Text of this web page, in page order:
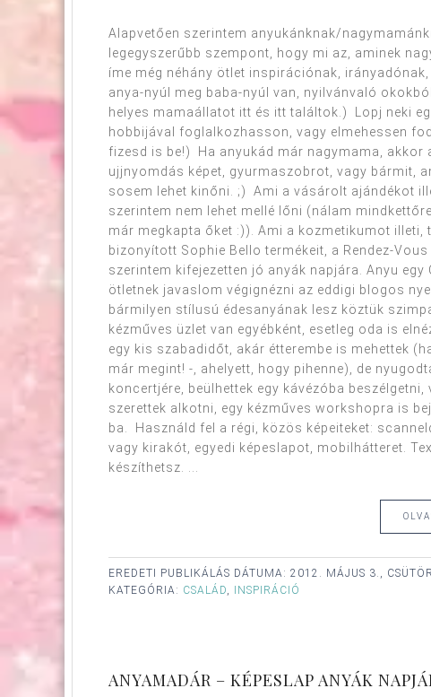
Alapvetően szerintem anyukánknak/
legegyszerűbb szempont, hogy mi az, aminek
íme még néhány ötlet inspirációnak,
anya-nyúl meg baba-nyúl van, nyilvánvaló
helyes mamaállatot itt és itt találtok.) Lopj neki
hobbijával foglalkozhasson, vagy elmehessen
fizesd is be!) Ha anyukád már nagymama, akkor
ujjnyomdás képet, gyurmaszobrot, vagy bármit,
sosem lehet kinőni. ;) Ami a vásárolt ajándékot
szerintem nem lehet mellé lőni (nálam
már megkapta őket :)). Ami a kozmetikumot
bizonyított Sophie Bello termékeit, a Rendez-
szerintem kifejezetten jó anyák napjára. Anyu
ötletnek javaslom végignézni az eddigi blogos
bármilyen stílusú édesanyának lesz köztük
kézműves üzlet van egyébként, esetleg oda is
egy kis szabadidőt, akár étterembe is mehettek
már megint! -, ahelyett, hogy pihenne), de
koncertjére, beülhettek egy kávézóba
szerettek alkotni, egy kézműves workshopra is
ba. Használd fel a régi, közös képeiteket:
vagy kirakót, egyedi képeslapot, mobilhátteret.
készíthetsz. ...
EREDETI PUBLIKÁLÁS DÁTUMA: 2012. MÁJUS 3.,
KATEGÓRIA: CSALÁD, INSPIRÁCIÓ
ANYAMADÁR – KÉPESLAP ANYÁK